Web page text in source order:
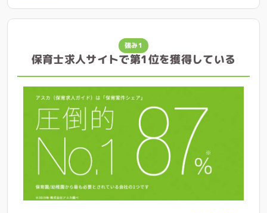
強み1
保育士求人サイトで第1位を獲得している